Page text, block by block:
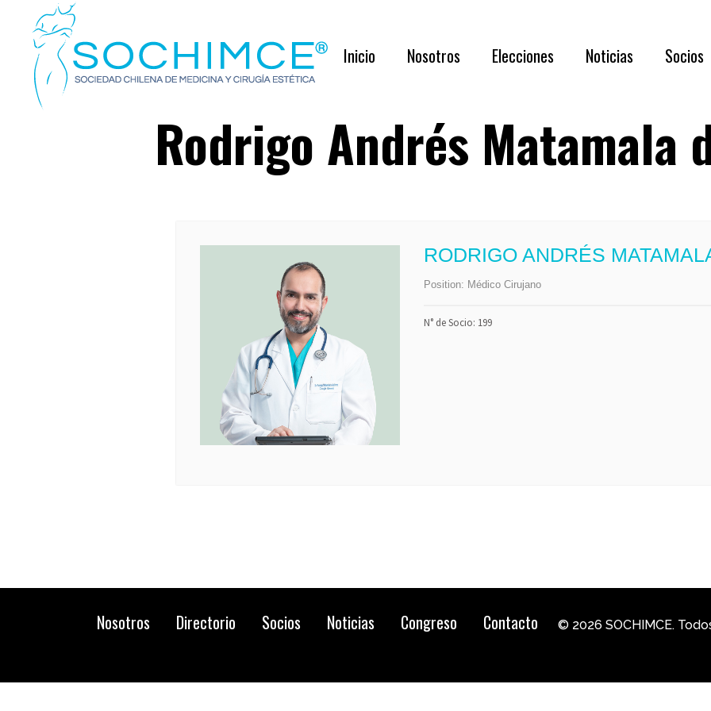
Inicio Nosotros
Acerca de Nosotros
Directorio 2026 – 2028
Elecciones
RESULTADOS
Asamblea
Noticias Socios
Directorio
Rodrigo Andrés Matamala
RODRIGO ANDRÉS
Position: Médico Cirujano
N° de Socio: 199
Nosotros Directorio Socios Noticias Congreso Contacto
© 2026 SOCHIMCE.